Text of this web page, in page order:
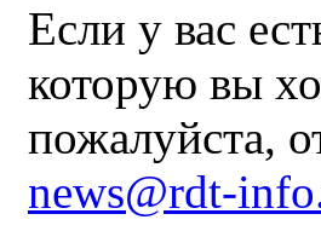
Если у вас
которую вы
пожалуйста,
news@rdt-